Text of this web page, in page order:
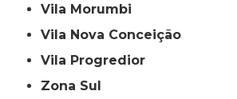
Vila Morumbi
Vila Nova Conceição
Vila Progredior
Zona Sul